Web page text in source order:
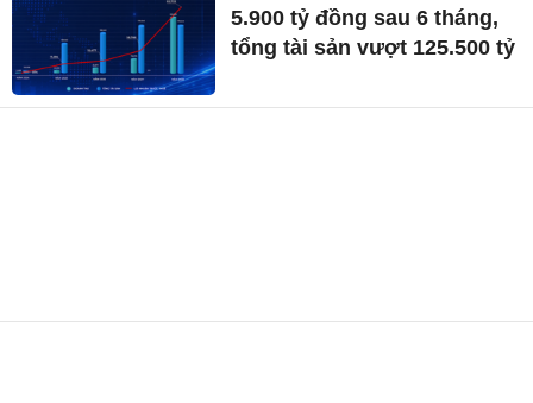
5.900 tỷ đồng sau 6 tháng,
tổng tài sản vượt 125.500 tỷ